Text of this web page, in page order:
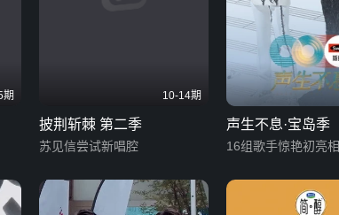
期 10-14期
披荆斩棘 第二季
苏见信尝试新唱腔
声生不息·宝岛季
16组歌手惊艳初亮相